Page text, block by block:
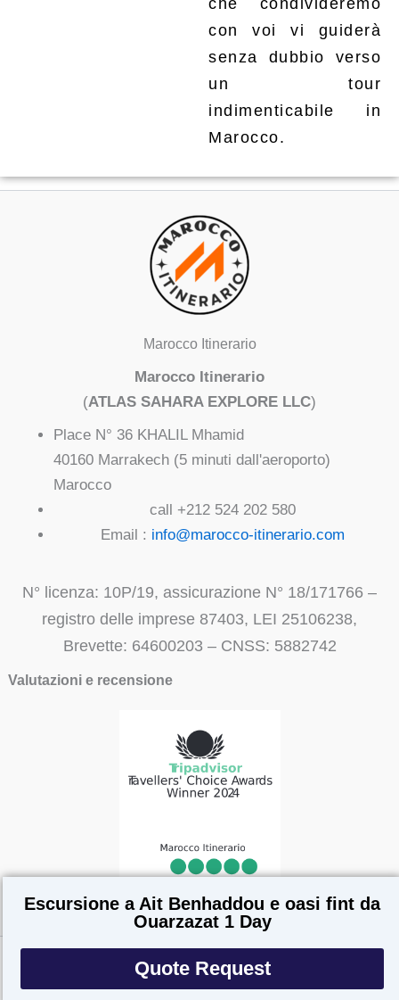
con voi vi guiderà
senza dubbio verso
un tour
indimenticabile in
Marocco.
Escursione a Ait Benhaddou e oasi fint da
Ouarzazat 1 Day
Quote Request
Marocco Itinerario
Marocco Itinerario
(ATLAS SAHARA EXPLORE LLC)
Place N° 36 KHALIL Mhamid
40160 Marrakech (5 minuti dall'aeroporto)
Marocco
call +212 524 202 580
Email : info@marocco-itinerario.com
N° licenza: 10P/19, assicurazione N° 18/171766 –
registro delle imprese 87403, LEI 25106238,
Brevette: 64600203 – CNSS: 5882742
Valutazioni e recensione
Copyright © 2026Marocco Itinerario